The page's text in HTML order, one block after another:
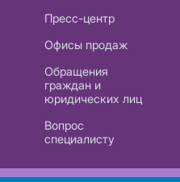
Пресс-центр
Офисы продаж
Обращения
граждан и
юридических лиц
Вопрос
специалисту